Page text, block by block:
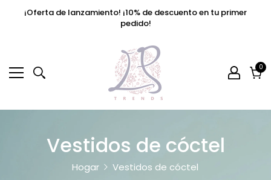
¡Oferta de lanzamiento! ¡10% de descuento en tu primer
pedido!
00
Vestidos de cóctel
Hogar Vestidos de cóctel